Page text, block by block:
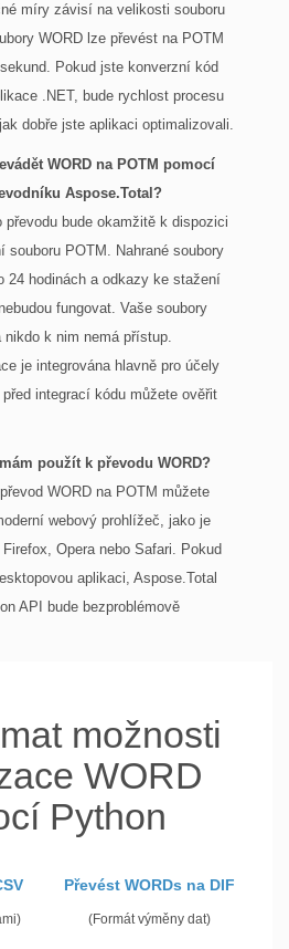
míry závisí na velikosti souboru
WORD lze převést na POTM
Pokud jste konverzní kód
.NET, bude rychlost procesu
dobře jste aplikaci optimalizovali.
WORD na POTM pomocí
Aspose.Total?
převodu bude okamžitě k dispozici
souboru POTM. Nahrané soubory
24 hodinách a odkazy ke stažení
fungovat. Vaše soubory
k nim nemá přístup.
je integrována hlavně pro účely
integrací kódu můžete ověřit
použít k převodu WORD?
WORD na POTM můžete
webový prohlížeč, jako je
Opera nebo Safari. Pokud
aplikaci, Aspose.Total
API bude bezproblémově
možnosti
WORD
Python
Převést WORDs na DIF
(Formát výměny dat)